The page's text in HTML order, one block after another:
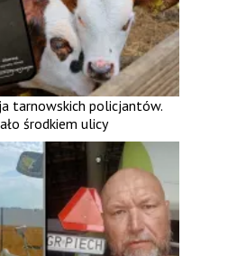
tarnowskich policjantów.
środkiem ulicy